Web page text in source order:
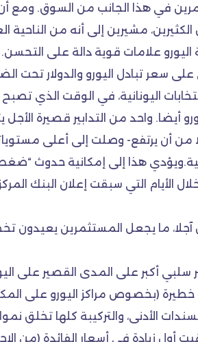
في هذا الجانب من السوق. ومع
مشيرين إلى أنه من الناحية
٢٠١٦، أو حتى يظهر تضخم منطقة اليورو علامات
على سعر تبادل اليورو والدولار تحت
اليونانية، في الوقت الذي
أيضا. واحد من التدابير قصيرة
هذا إلى إمكانية حدوث
الأرباح. ويشير بعض المحللين إلى ارتفاع اليورو إلى ١.١٦ دولار
ما يجعل المستثمرين يعيدون
أكبر على المدى القصير على
(بخصوص مراكز اليورو على
الأدنى، والتركيبة كلها تخلق
أول زيادة في أسعار الفائدة (من